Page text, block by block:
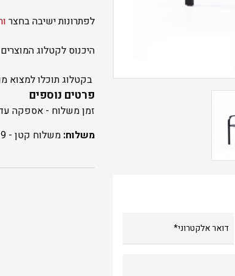
לפתרונות ישיבה בחצר
היכנוס לקטלוג
בקטלוג תוכלו למצוא
פרטים נוספים
זמן משלוח - אספקה עד 7 ימי
משלוח: משלוח קטן -